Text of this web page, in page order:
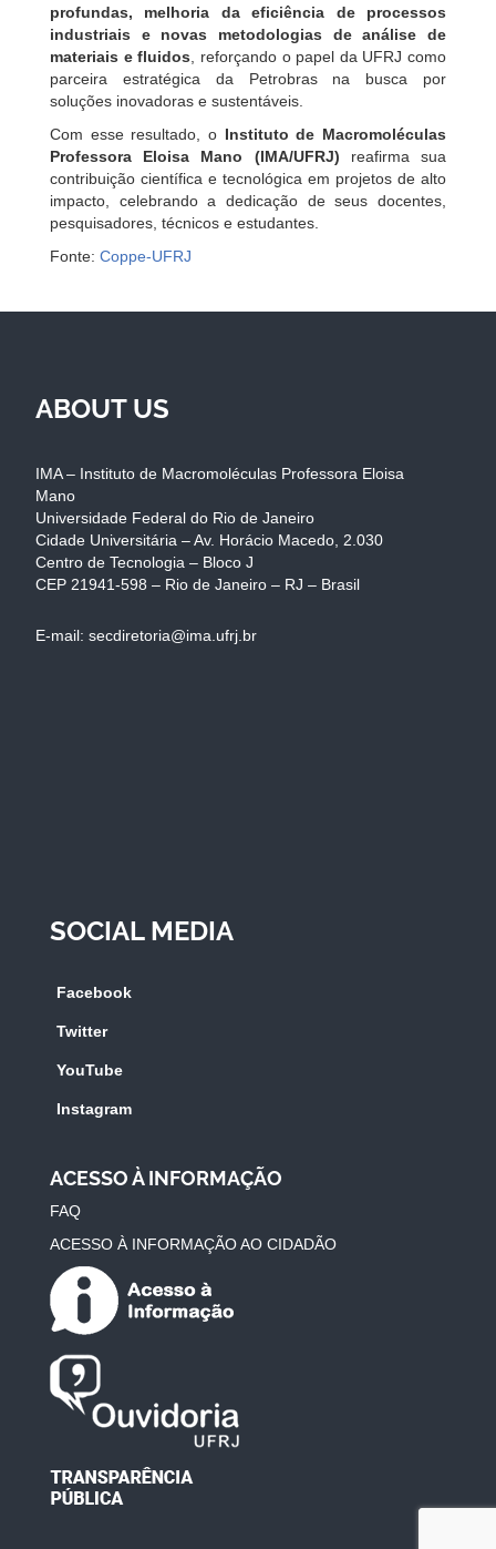
profundas, melhoria da eficiência de processos
industriais e novas metodologias de análise de
materiais e fluidos , reforçando o papel da UFRJ como
parceira estratégica da Petrobras na busca por
soluções inovadoras e sustentáveis.
Com esse resultado, o Instituto de Macromoléculas
Professora Eloisa Mano (IMA/UFRJ) reafirma sua
contribuição científica e tecnológica em projetos de alto
impacto, celebrando a dedicação de seus docentes,
pesquisadores, técnicos e estudantes.
Fonte: Coppe-UFRJ
ABOUT US
IMA – Instituto de Macromoléculas Professora Eloisa
Mano
Universidade Federal do Rio de Janeiro
Cidade Universitária – Av. Horácio Macedo, 2.030
Centro de Tecnologia – Bloco J
CEP 21941-598 – Rio de Janeiro – RJ – Brasil
E-mail: secdiretoria@ima.ufrj.br
SOCIAL MEDIA
Facebook
Twitter
YouTube
Instagram
ACESSO À INFORMAÇÃO
FAQ
ACESSO À INFORMAÇÃO AO CIDADÃO